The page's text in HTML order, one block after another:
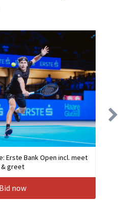
Erste Bank Open incl. meet
& greet
Bid now